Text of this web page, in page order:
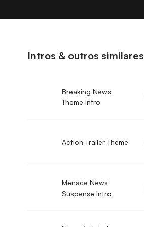
Intros & outros similares
Breaking News
Theme Intro
Action Trailer Theme
Menace News
Suspense Intro